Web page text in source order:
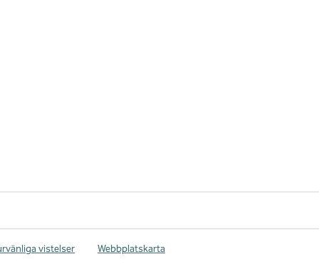
vistelser
Webbplatskarta